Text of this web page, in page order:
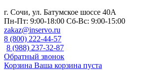
г. Сочи, ул. Батумское шоссе 40А
Пн-Пт: 9:00-18:00 Сб-Вс: 9:00-15:00
zakaz@inservo.ru
8 (800) 222-44-57
8 (988) 237-32-87
Обратный звонок
Корзина Ваша корзина пуста